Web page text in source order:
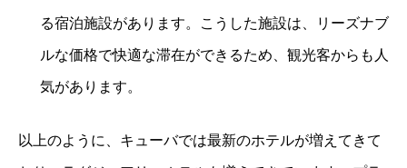
る宿泊施設があります。こうした施設は、リーズナブ
ルな価格で快適な滞在ができるため、観光客からも人
気があります。
以上のように、キューバでは最新のホテルが増えてきて